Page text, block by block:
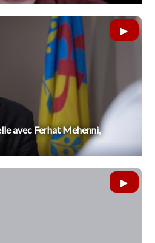
avec Ferhat Mehenni,